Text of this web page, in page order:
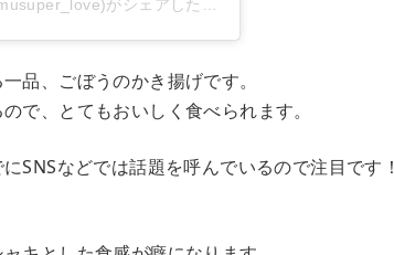
業務スーパーレポ ごひきのこぶたママ(@gyomusuper_love)がシェアした投稿
品、ごぼうのかき揚げです。
で、とてもおいしく食べられます。
SNSなどでは話題を呼んでいるので注目です！